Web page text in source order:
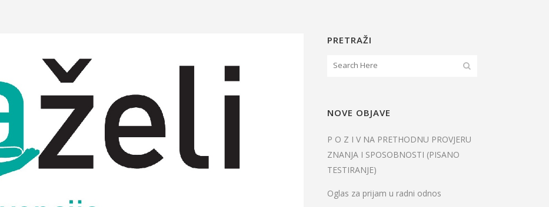
PRETRAŽI
NOVE OBJAVE
P O Z I V NA PRETHODNU PROVJERU
ZNANJA I SPOSOBNOSTI (PISANO
TESTIRANJE)
Oglas za prijam u radni odnos